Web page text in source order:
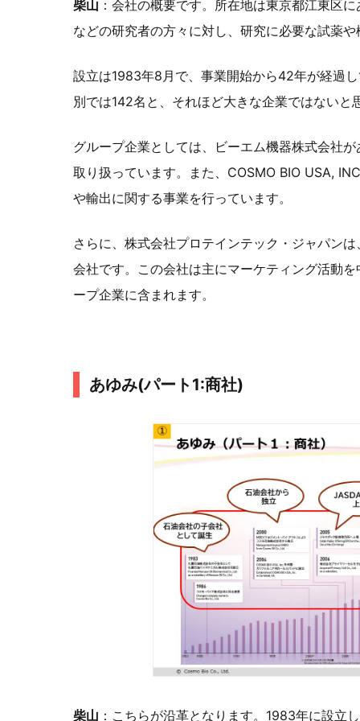
柴山 ：会社の概要です。所在地は東京都江東区
などの研究者の方々に対し、研究に必要な試薬
設立は1983年8月で、事業開始から42年が経過
別では142名と、それほど大きな企業ではないと
グループ企業としては、ビーエム機器株式会社
取り扱っています。また、COSMO BIO USA,
や輸出に関する事業を行っています。
さらに、株式会社プロテインテック・ジャパン
会社です。この会社は主にマーケティング活動
ープ企業に含まれます。
あゆみ(パート1:商社)
柴山 ：こちらが沿革となります。1983年に設立